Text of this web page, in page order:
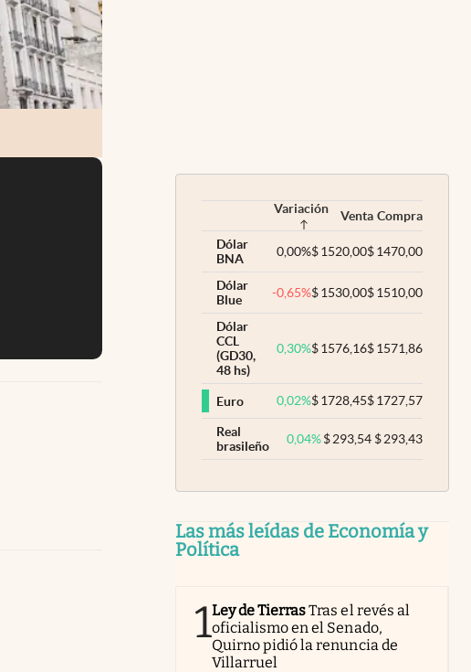
Variación Venta Compra
Dólar
BNA
0,00%$1520,00$1470,00
Dólar
Blue
-0,65%$1530,00$1510,00
Dólar
CCL
(GD30,
48 hs)
0,30%$1576,16$1571,86
Euro 0,02%$1728,45$1727,57
Real
brasileño
0,04% $293,54 $293,43
Las más leídas de Economía y
Política
1Ley de TierrasTras el revés al
oficialismo en el Senado,
Quirno pidió la renuncia de
Villarruel